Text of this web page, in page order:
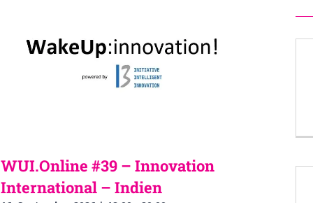
WUI.Online #39 – Innovation
International – Indien